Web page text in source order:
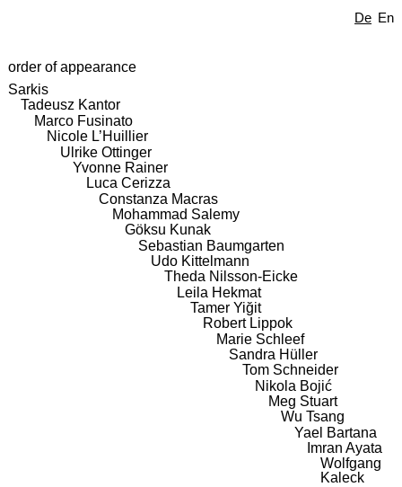
De En
order of appearance
Sarkis
Tadeusz Kantor
Marco Fusinato
Nicole L’Huillier
Ulrike Ottinger
Yvonne Rainer
Luca Cerizza
Constanza Macras
Mohammad Salemy
Göksu Kunak
Sebastian Baumgarten
Udo Kittelmann
Theda Nilsson-Eicke
Leila Hekmat
Tamer Yiğit
Robert Lippok
Marie Schleef
Sandra Hüller
Tom Schneider
Nikola Bojić
Meg Stuart
Wu Tsang
Yael Bartana
Imran Ayata
Wolfgang
Kaleck